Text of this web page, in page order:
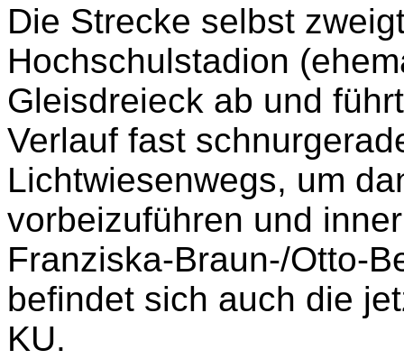
Die Strecke selbst
Hochschulstadion
Gleisdreieck ab und
Verlauf fast
Lichtwiesenwegs, um
vorbeizuführen und
Franziska-Braun-/Otto-
befindet sich auch die
KU.